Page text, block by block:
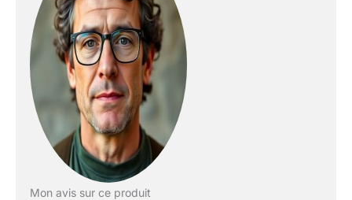
un rangement sûr
Beaucoup d'autres
styles et couleurs
disponibles dans
notre e-boutique !
Mon avis sur ce produit